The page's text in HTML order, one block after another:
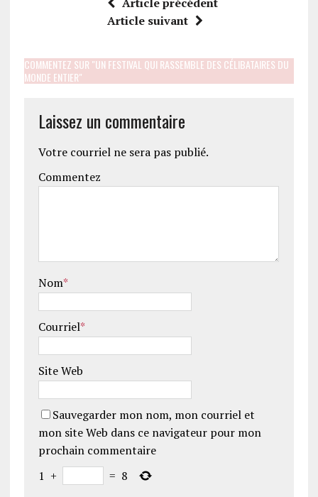
Article suivant
COMMENTEZ SUR "UN FESTIVAL QUI RASSEMBLE DES CÉLIBATAIRES DU
MONDE ENTIER"
Laissez un commentaire
Votre courriel ne sera pas publié.
Commentez
Nom*
Courriel*
Site Web
Sauvegarder mon nom, mon courriel et
mon site Web dans ce navigateur pour mon
prochain commentaire
1 + = 8